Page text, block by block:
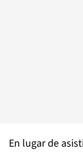
En lugar de